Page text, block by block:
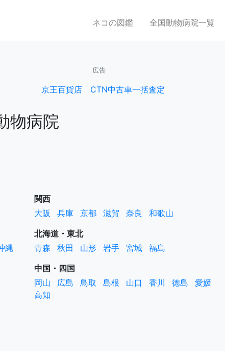
ネコの図鑑 全国動物病院一覧
広告
京王百貨店 CTN中古車一括査定
物病院
関西
大阪
兵庫 京都 滋賀 奈良
和歌山
縄
北海道・東北
青森
秋田 山形 岩手 宮城
福島
中国・四国
岡山
広島 鳥取 島根 山口 香川 徳島
愛媛
高知